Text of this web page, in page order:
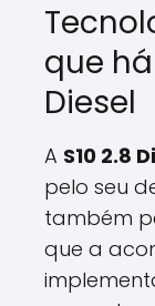
que
Diesel
A S10 2.8
pelo seu
também
que a